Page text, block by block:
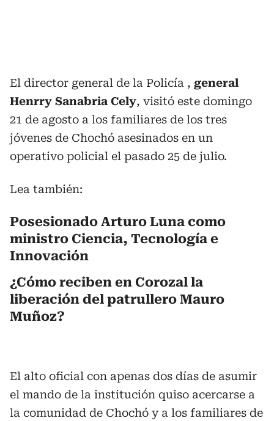
El director general de la Policía , general
Henrry Sanabria Cely, visitó este domingo
21 de agosto a los familiares de los tres
jóvenes de Chochó asesinados en un
operativo policial el pasado 25 de julio.
Lea también:
Posesionado Arturo Luna como
ministro Ciencia, Tecnología e
Innovación
¿Cómo reciben en Corozal la
liberación del patrullero Mauro
Muñoz?
El alto oficial con apenas dos días de asumir
el mando de la institución quiso acercarse a
la comunidad de Chochó y a los familiares de